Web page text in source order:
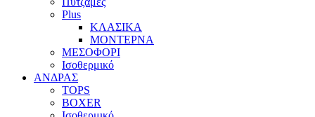
Plus
ΚΛΑΣΙΚΑ
ΜΟΝΤΕΡΝΑ
ΜΕΣΟΦΟΡΙ
Ισοθερμικό
ΑΝΔΡΑΣ
TOPS
BOXER